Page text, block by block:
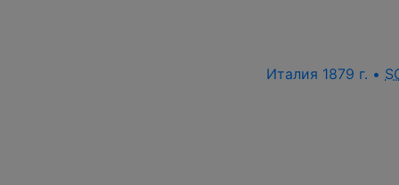
Италия 1879 г. •